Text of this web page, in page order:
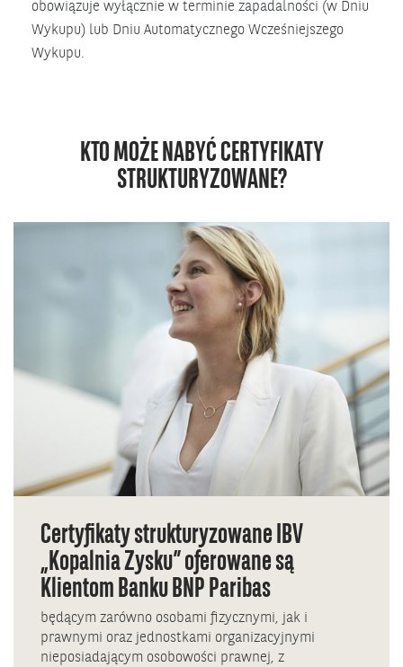
obowiązuje wyłącznie w terminie zapadalności (w Dniu
Wykupu) lub Dniu Automatycznego Wcześniejszego
Wykupu.
KTO MOŻE NABYĆ CERTYFIKATY
STRUKTURYZOWANE?
Certyfikaty strukturyzowane IBV
„Kopalnia Zysku” oferowane są
Klientom Banku BNP Paribas
będącym zarówno osobami fizycznymi, jak i
prawnymi oraz jednostkami organizacyjnymi
nieposiadającym osobowości prawnej, z